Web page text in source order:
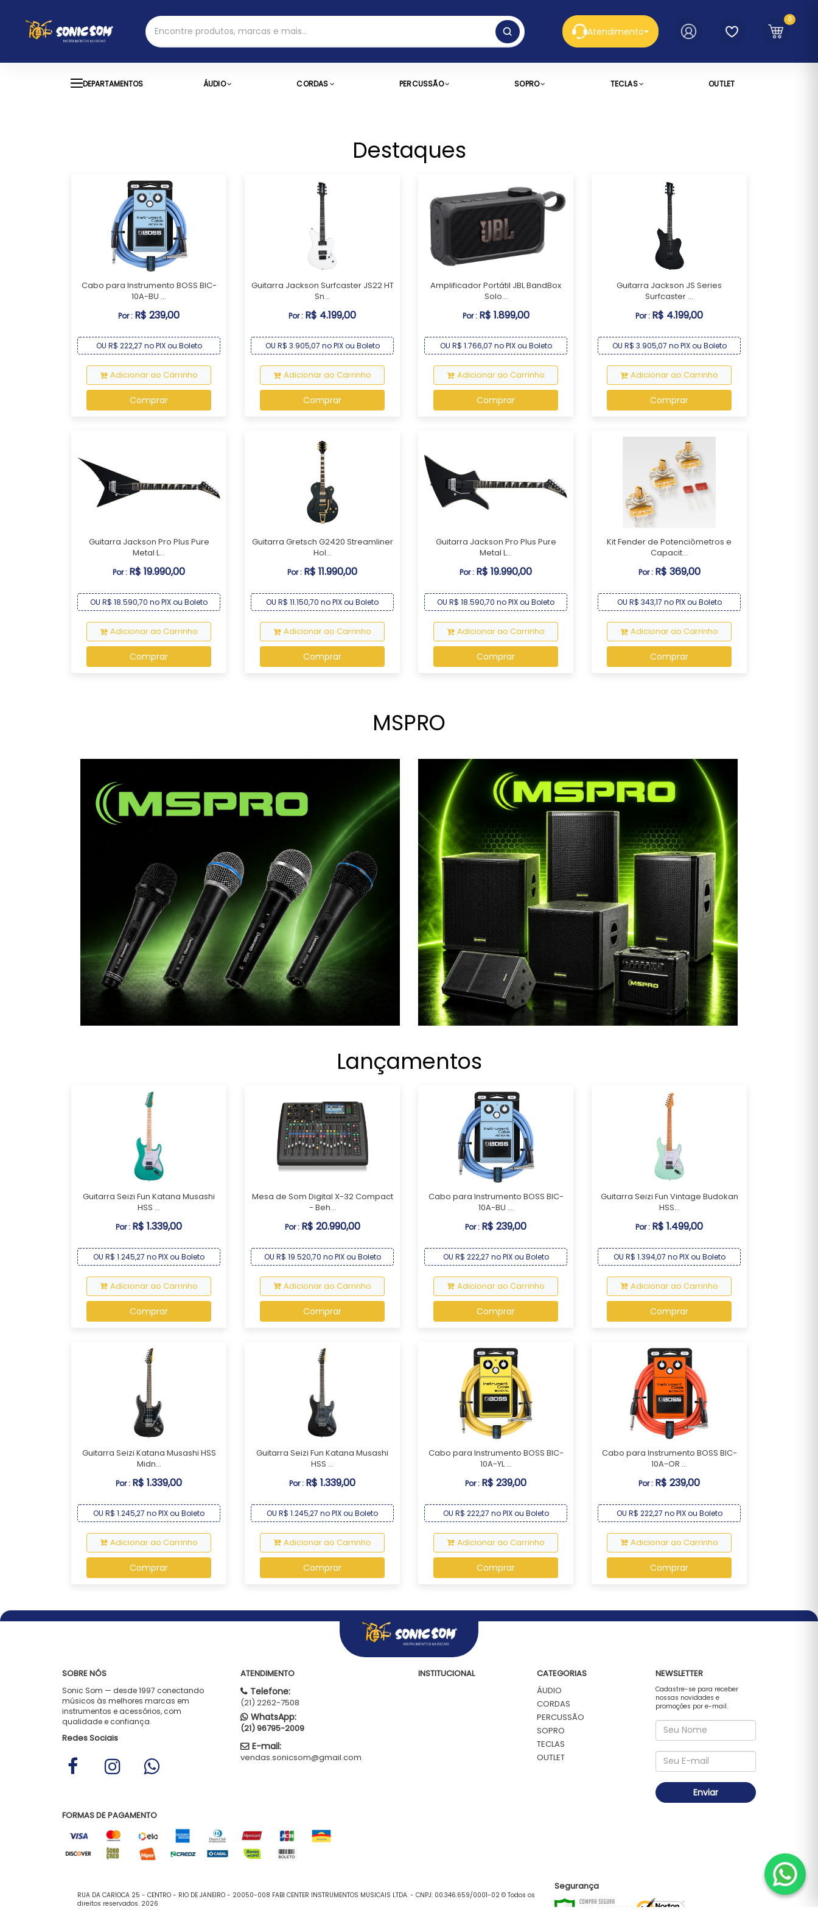
Atendimento
0
DEPARTAMENTOS ÁUDIO CORDAS PERCUSSÃO SOPRO TECLAS OUTLET
Destaques
Cabo para Instrumento BOSS BIC-
10A-BU ...
Por : R$ 239,00
OU R$ 222,27 no PIX ou Boleto
Adicionar ao Carrinho
Comprar
Guitarra Jackson Surfcaster JS22 HT
Sn...
Por : R$ 4.199,00
OU R$ 3.905,07 no PIX ou Boleto
Adicionar ao Carrinho
Comprar
Amplificador Portátil JBL BandBox
Solo...
Por : R$ 1.899,00
OU R$ 1.766,07 no PIX ou Boleto
Adicionar ao Carrinho
Comprar
Guitarra Jackson JS Series
Surfcaster ...
Por : R$ 4.199,00
OU R$ 3.905,07 no PIX ou Boleto
Adicionar ao Carrinho
Comprar
Guitarra Jackson Pro Plus Pure
Metal L...
Por : R$ 19.990,00
OU R$ 18.590,70 no PIX ou Boleto
Adicionar ao Carrinho
Comprar
Guitarra Gretsch G2420 Streamliner
Hol...
Por : R$ 11.990,00
OU R$ 11.150,70 no PIX ou Boleto
Adicionar ao Carrinho
Comprar
Guitarra Jackson Pro Plus Pure
Metal L...
Por : R$ 19.990,00
OU R$ 18.590,70 no PIX ou Boleto
Adicionar ao Carrinho
Comprar
Kit Fender de Potenciômetros e
Capacit...
Por : R$ 369,00
OU R$ 343,17 no PIX ou Boleto
Adicionar ao Carrinho
Comprar
MSPRO
Lançamentos
Guitarra Seizi Fun Katana Musashi
HSS ...
Por : R$ 1.339,00
OU R$ 1.245,27 no PIX ou Boleto
Adicionar ao Carrinho
Comprar
Mesa de Som Digital X-32 Compact
- Beh...
Por : R$ 20.990,00
OU R$ 19.520,70 no PIX ou Boleto
Adicionar ao Carrinho
Comprar
Cabo para Instrumento BOSS BIC-
10A-BU ...
Por : R$ 239,00
OU R$ 222,27 no PIX ou Boleto
Adicionar ao Carrinho
Comprar
Guitarra Seizi Fun Vintage Budokan
HSS...
Por : R$ 1.499,00
OU R$ 1.394,07 no PIX ou Boleto
Adicionar ao Carrinho
Comprar
Guitarra Seizi Katana Musashi HSS
Midn...
Por : R$ 1.339,00
OU R$ 1.245,27 no PIX ou Boleto
Adicionar ao Carrinho
Comprar
Guitarra Seizi Fun Katana Musashi
HSS ...
Por : R$ 1.339,00
OU R$ 1.245,27 no PIX ou Boleto
Adicionar ao Carrinho
Comprar
Cabo para Instrumento BOSS BIC-
10A-YL ...
Por : R$ 239,00
OU R$ 222,27 no PIX ou Boleto
Adicionar ao Carrinho
Comprar
Cabo para Instrumento BOSS BIC-
10A-OR ...
Por : R$ 239,00
OU R$ 222,27 no PIX ou Boleto
Adicionar ao Carrinho
Comprar
SOBRE NÓS
Sonic Som — desde 1997 conectando
músicos às melhores marcas em
instrumentos e acessórios, com
qualidade e confiança.
Redes Sociais
ATENDIMENTO
Telefone:
(21) 2262-7508
WhatsApp:
(21) 96795-2009
E-mail:
vendas.sonicsom@gmail.com
INSTITUCIONAL
CATEGORIAS
ÁUDIO
CORDAS
PERCUSSÃO
SOPRO
TECLAS
OUTLET
NEWSLETTER
Cadastre-se para receber
nossas novidades e
promoções por e-mail.
Enviar
FORMAS DE PAGAMENTO
RUA DA CARIOCA 25 - CENTRO - RIO DE JANEIRO - 20050-008 FABI CENTER INSTRUMENTOS MUSICAIS LTDA. - CNPJ: 00.346.659/0001-02 © Todos os
direitos reservados. 2026
Segurança